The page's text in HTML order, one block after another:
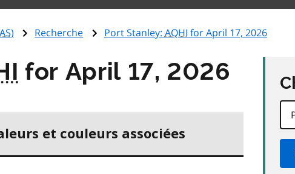
) Recherche Port Stanley: AQHI for April 17, 2026
for April 17, 2026
et couleurs associées